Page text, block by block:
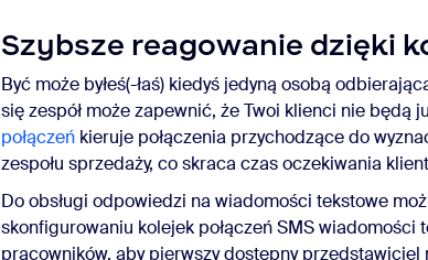
Szybsze reagowanie dzięki
Być może byłeś(-łaś) kiedyś jedyną osobą
się zespół może zapewnić, że Twoi klienci nie będą
połączeń kieruje połączenia przychodzące do
zespołu sprzedaży, co skraca czas oczekiwania
Do obsługi odpowiedzi na wiadomości tekstowe
skonfigurowaniu kolejek połączeń SMS wiadomości
pracowników, aby pierwszy dostępny